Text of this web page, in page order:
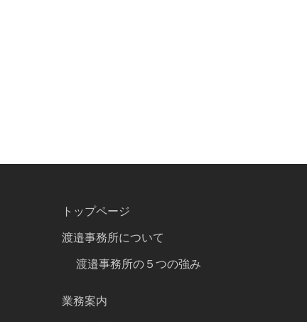
トップページ
渡邉事務所について
渡邉事務所の５つの強み
業務案内